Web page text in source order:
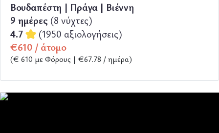
Βουδαπέστη | Πράγα | Βιέννη
9 ημέρες (8 νύχτες)
4.7
(1950 αξιολογήσεις)
€610 / άτομο
(€ 610 με Φόρους | €67.78 / ημέρα)